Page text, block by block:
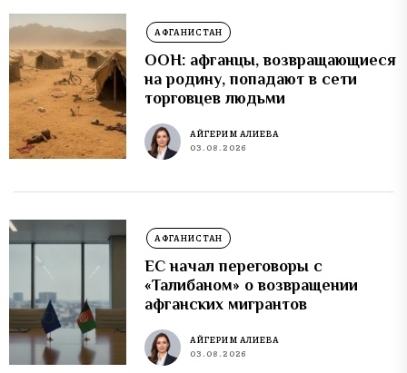
АФГАНИСТАН
ООН: афганцы, возвращающиеся
на родину, попадают в сети
торговцев людьми
АЙГЕРИМ АЛИЕВА
03.08.2026
АФГАНИСТАН
ЕС начал переговоры с
«Талибаном» о возвращении
афганских мигрантов
АЙГЕРИМ АЛИЕВА
03.08.2026